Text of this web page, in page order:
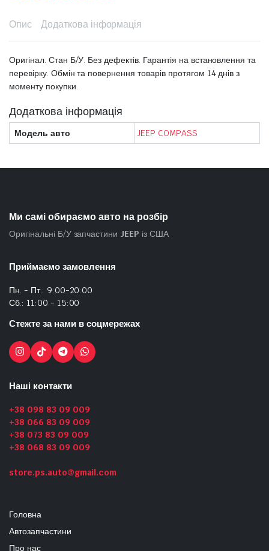
Опис Додаткова інформація
Оригінал. Стан Б/У. Без дефектів. Гарантія на встановлення та
перевірку. Обмін та повернення товарів протягом 14 днів з
моменту покупки.
Додаткова інформація
Модель авто JEEP COMPASS
Ми самі обираємо авто на розбір
Оригінальні Б/У запчастини JEEP із США
Приймаємо замовлення
Пн. - Пт.: 9:00-20:00
Сб.: 11:00 - 15:00
Стежте за нами в соцмережах
Наші контакти
+38 098 83 09 009
+38 066 83 09 009
+38 073 83 09 009
+38 068 83 09 009
store.ps.auto@gmail.com
Головна
Автозапчастини
Про нас